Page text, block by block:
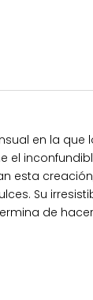
en la
esta
Su
de